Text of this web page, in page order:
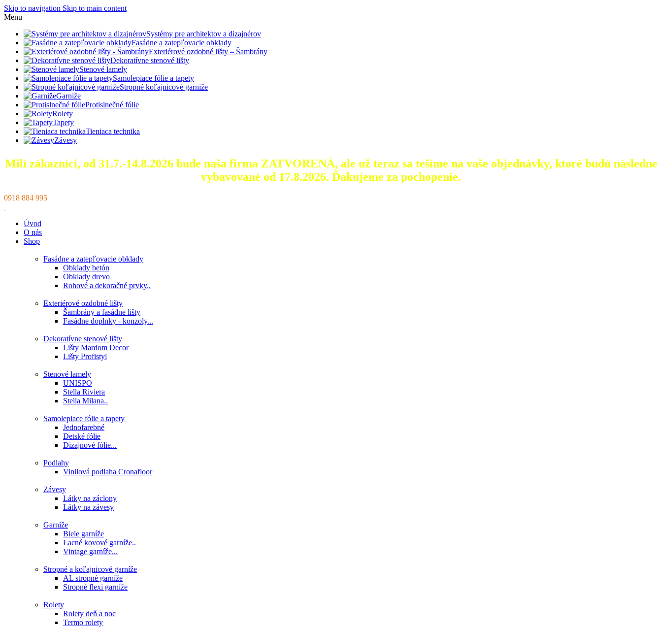
Skip to navigation Skip to main content
Menu
Systémy pre architektov a dizajnérov
Fasádne a zatepľovacie obklady
Exteriérové ozdobné lišty – Šambrány
Dekoratívne stenové lišty
Stenové lamely
Samolepiace fólie a tapety
Stropné koľajnicové garniže
Garniže
Protislnečné fólie
Rolety
Tapety
Tieniaca technika
Závesy
Milí zákazníci, od 31.7.-14.8.2026 bude naša firma ZATVORENÁ, ale už teraz sa tešíme na vaše objednávky, ktoré budú následne
vybavované od 17.8.2026. Ďakujeme za pochopenie.
0918 884 995
Úvod
O nás
Shop
Fasádne a zatepľovacie obklady
Obklady betón
Obklady drevo
Rohové a dekoračné prvky..
Exteriérové ozdobné lišty
Šambrány a fasádne lišty
Fasádne doplnky - konzoly...
Dekoratívne stenové lišty
Lišty Mardom Decor
Lišty Profistyl
Stenové lamely
UNISPO
Stella Riviera
Stella Milana..
Samolepiace fólie a tapety
Jednofarebné
Detské fólie
Dizajnové fólie...
Podlahy
Vinilová podlaha Cronafloor
Závesy
Látky na záclony
Látky na závesy
Garníže
Biele garníže
Lacné kovové garníže..
Vintage garníže...
Stropné a koľajnicové garníže
AL stropné garníže
Stropné flexi garníže
Rolety
Rolety deň a noc
Termo rolety